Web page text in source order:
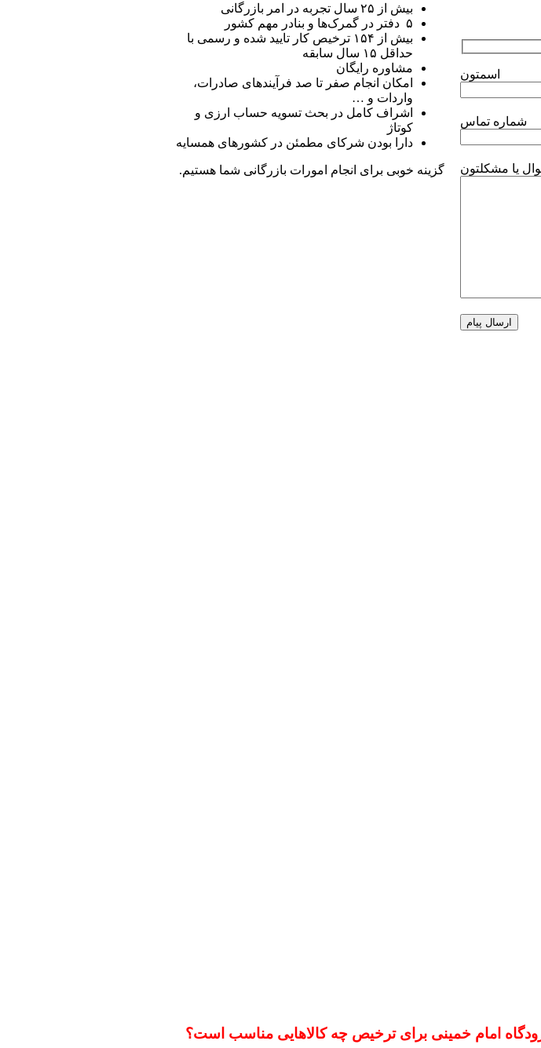
اسمتون
شماره تماس
یا مشکلتون
بیش از ۲۵ سال تجربه در امر بازرگانی
۵ دفتر در گمرک‌ها و بنادر مهم کشور
بیش از ۱۵۴ ترخیص کار تایید شده و رسمی با
حداقل ۱۵ سال سابقه
مشاوره رایگان
امکان انجام صفر تا صد فرآیند‌های صادرات،
واردات و …
اشراف کامل در بحث تسویه حساب ارزی و
کوتاژ
دارا بودن شرکای مطمئن در کشور‌های همسایه
گزینه خوبی برای انجام امورات بازرگانی شما هستیم.
امام خمینی برای ترخیص چه کالاهایی مناسب است؟